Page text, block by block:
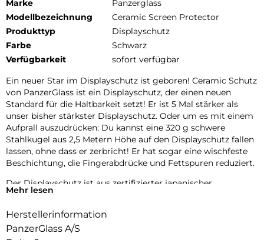
Marke
Panzerglass
Modellbezeichnung
Ceramic Screen Protector
Produkttyp
Displayschutz
Farbe
Schwarz
Verfügbarkeit
sofort verfügbar
Ein neuer Star im Displayschutz ist geboren! Ceramic Schutz
von PanzerGlass ist ein Displayschutz, der einen neuen
Standard für die Haltbarkeit setzt! Er ist 5 Mal stärker als
unser bisher stärkster Displayschutz. Oder um es mit einem
Aufprall auszudrücken: Du kannst eine 320 g schwere
Stahlkugel aus 2,5 Metern Höhe auf den Displayschutz fallen
lassen, ohne dass er zerbricht! Er hat sogar eine wischfeste
Beschichtung, die Fingerabdrücke und Fettspuren reduziert.
Der Displayschutz ist aus zertifizierter japanischer
Glaskeramik von Ohara hergestellt. Glaskeramik ist eines der
für das bloße Auge unsichtbare Kristalle, die verhindern, dass
sich Risse ausbreiten, und die eine Festigkeit ermöglichen,
Mehr lesen
Herstellerinformation
PanzerGlass A/S